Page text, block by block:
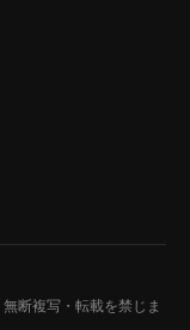
無断複写・転載を禁じま